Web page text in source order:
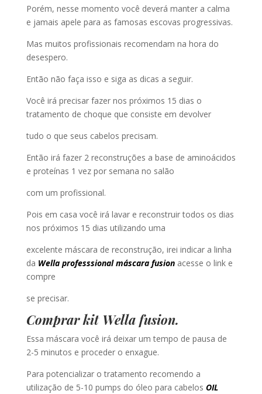
Porém, nesse momento você deverá manter a calma
e jamais apele para as famosas escovas progressivas.
Mas muitos profissionais recomendam na hora do
desespero.
Então não faça isso e siga as dicas a seguir.
Você irá precisar fazer nos próximos 15 dias o
tratamento de choque que consiste em devolver
tudo o que seus cabelos precisam.
Então irá fazer 2 reconstruções a base de aminoácidos
e proteínas 1 vez por semana no salão
com um profissional.
Pois em casa você irá lavar e reconstruir todos os dias
nos próximos 15 dias utilizando uma
excelente máscara de reconstrução, irei indicar a linha
da Wella professsional máscara fusionacesse o link e
compre
se precisar.
Comprar kit Wella fusion.
Essa máscara você irá deixar um tempo de pausa de
2-5 minutos e proceder o enxague.
Para potencializar o tratamento recomendo a
utilização de 5-10 pumps do óleo para cabelos OIL